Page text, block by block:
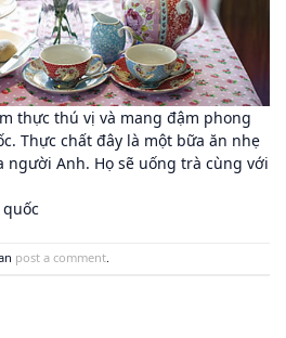
thực thú vị và mang đậm phong
Thực chất đây là một bữa ăn nhẹ
người Anh. Họ sẽ uống trà cùng với
post a comment.